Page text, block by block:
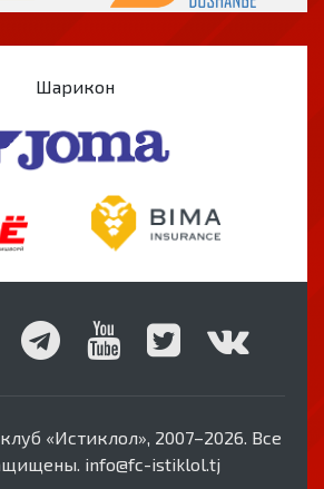
Шарикон
«Истиклол», 2007–2026. Все
info@fc-istiklol.tj